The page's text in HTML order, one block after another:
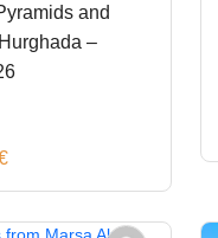
and
–